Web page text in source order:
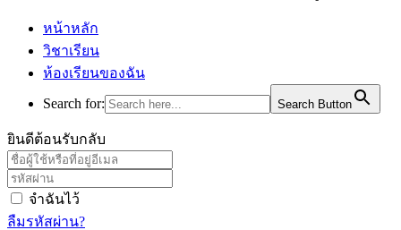
หน้าหลัก
วิชาเรียน
ห้องเรียนของฉัน
Search for:
Search Button
ยินดีต้อนรับกลับ
จำฉันไว้
ลืมรหัสผ่าน?